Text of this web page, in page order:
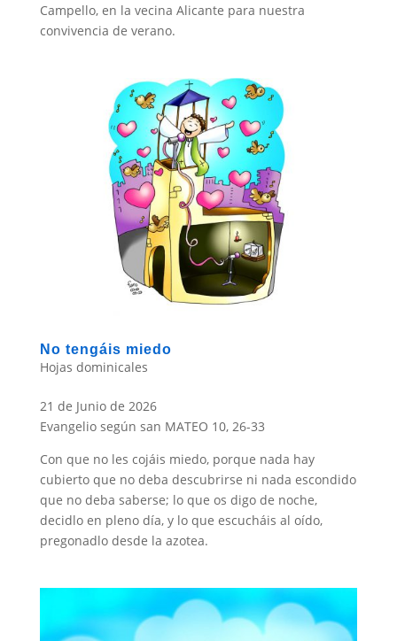
Campello, en la vecina Alicante para nuestra
convivencia de verano.
No tengáis miedo
Hojas dominicales
21 de Junio de 2026
Evangelio según san MATEO 10, 26-33
Con que no les cojáis miedo, porque nada hay
cubierto que no deba descubrirse ni nada escondido
que no deba saberse; lo que os digo de noche,
decidlo en pleno día, y lo que escucháis al oído,
pregonadlo desde la azotea.